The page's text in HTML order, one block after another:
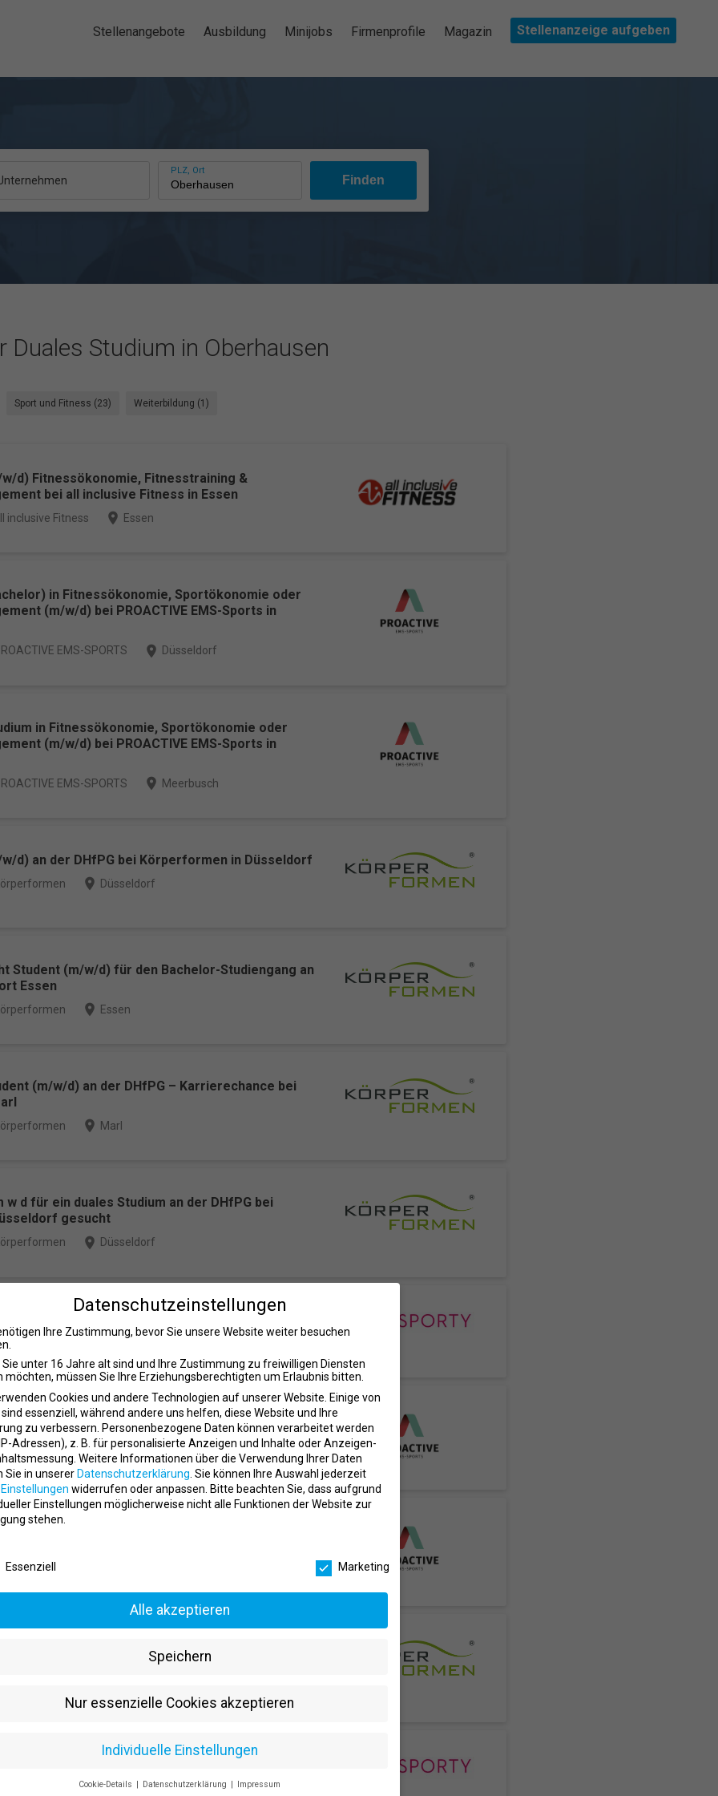
Stellenangebote Ausbildung Minijobs Firmenprofile Magazin Stellenanzeige aufgeben
PLZ, Ort
Duales Studium in Oberhausen
Sport und Fitness (23) Weiterbildung (1)
w/d) Fitnessökonomie, Fitnesstraining &
bei all inclusive Fitness in Essen
inclusive Fitness place Essen
in Fitnessökonomie, Sportökonomie oder
(m/w/d) bei PROACTIVE EMS-Sports in
EMS-SPORTS place Düsseldorf
in Fitnessökonomie, Sportökonomie oder
(m/w/d) bei PROACTIVE EMS-Sports in
EMS-SPORTS place Meerbusch
d) an der DHfPG bei Körperformen in Düsseldorf
place Düsseldorf
Student (m/w/d) für den Bachelor-Studiengang an
Essen
place Essen
(m/w/d) an der DHfPG – Karrierechance bei
place Marl
w d für ein duales Studium an der DHfPG bei
gesucht
place Düsseldorf
bei Mrs.Sporty Ratingen – jetzt bewerben!
GmbH Ratingen
– Werde Teil der EMS-Zukunft in NRW!
EMS-SPORTS placeDüsseldorf
in Fitnessökonomie, Sportökonomie oder
– in Düsseldorf durchstarten!
EMS-SPORTS
(m/w/d) für Bachelor-Studiengang an der DHfPG
in Ratingen
GmbH placeRatingen
Datenschutzeinstellungen
Ihre Zustimmung, bevor Sie unsere Website weiter besuchen
Sie unter 16 Jahre alt sind und Ihre Zustimmung zu freiwilligen Diensten
möchten, müssen Sie Ihre Erziehungsberechtigten um Erlaubnis bitten.
Cookies und andere Technologien auf unserer Website. Einige von
essenziell, während andere uns helfen, diese Website und Ihre
zu verbessern. Personenbezogene Daten können verarbeitet werden
Adressen), z. B. für personalisierte Anzeigen und Inhalte oder Anzeigen-
Weitere Informationen über die Verwendung Ihrer Daten
Sie in unserer Datenschutzerklärung Sie können Ihre Auswahl jederzeit
Einstellungen widerrufen oder anpassen. Bitte beachten Sie, dass aufgrund
Einstellungen möglicherweise nicht alle Funktionen der Website zur
stehen.
Essenziell
Marketing
Alle akzeptieren
Speichern
Nur essenzielle Cookies akzeptieren
Individuelle Einstellungen
Cookie-Details Datenschutzerklärung Impressum